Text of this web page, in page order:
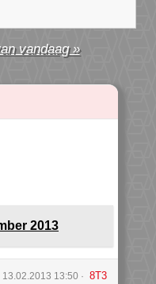
vandaag »
2013
13.02.2013 13:50 8T3